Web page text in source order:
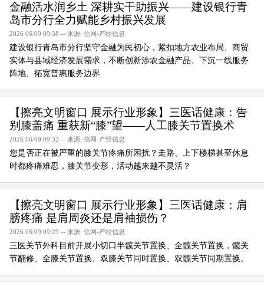
金融活水润乡土 深耕实干助振兴——建设银行青
岛市分行全力赋能乡村振兴发展
2026 06/09 09:38 -- 来源: 信网-产经信息
建设银行青岛市分行坚守金融为民初心，紧扣地方农业布局、商贸
实体与县域经济发展需求，不断创新涉农金融产品、下沉一线服务
阵地、拓宽普惠服务边界
【擦亮文明窗口 展示行业形象】三医话健康：告
别膝盖痛 重获新“膝”望——人工膝关节置换术
2026 06/09 09:32 -- 来源: 信网-产经信息
您是否正在被严重的膝关节疼痛所困扰？走路、上下楼梯甚至休息
时都疼痛难忍，膝关节变形，活动越来越不灵活？
【擦亮文明窗口 展示行业形象】三医话健康：肩
膀疼痛 是肩周炎还是肩袖损伤？
2026 06/09 09:29 -- 来源: 信网-产经信息
三医关节外科目前开展小切口半髋关节置换、全髋关节置换，髋关
节翻修、全膝关节置换、双膝关节同时置换、双髋关节同期置换。